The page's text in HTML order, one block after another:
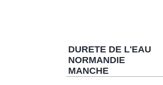
DURETE DE L'EAU
NORMANDIE
MANCHE